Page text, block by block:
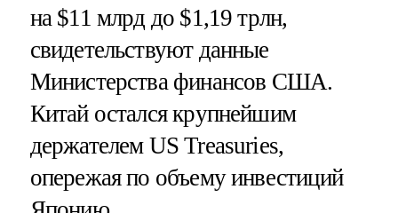
на $11 млрд до $1,19 трлн,
свидетельствуют данные
Министерства финансов США.
Китай остался крупнейшим
держателем US Treasuries,
опережая по объему инвестиций